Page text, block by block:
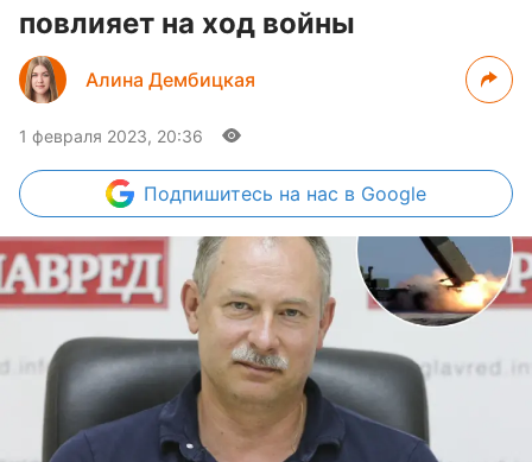
повлияет на ход войны
Алина Дембицкая
1 февраля 2023, 20:36
Подпишитесь на нас в Google